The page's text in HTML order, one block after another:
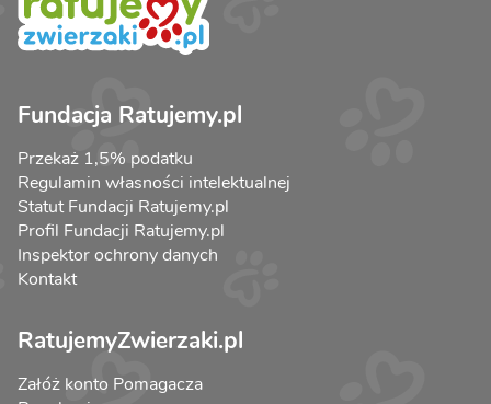
Fundacja Ratujemy.pl
Przekaż 1,5% podatku
Regulamin własności intelektualnej
Statut Fundacji Ratujemy.pl
Profil Fundacji Ratujemy.pl
Inspektor ochrony danych
Kontakt
RatujemyZwierzaki.pl
Załóż konto Pomagacza